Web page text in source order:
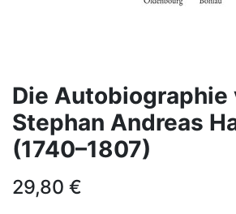
Die Autobiographie
Stephan Andreas
(1740–1807)
29,80 €